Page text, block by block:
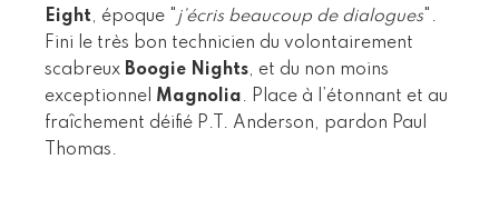
Eight, époque " j’écris beaucoup de dialogues ".
Fini le très bon technicien du volontairement
scabreux Boogie Nights, et du non moins
exceptionnel Magnolia. Place à l’étonnant et au
fraîchement déifié P.T. Anderson, pardon Paul
Thomas.